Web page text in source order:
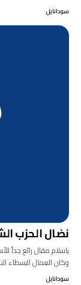
سودانايل
نضال الحزب
ياسلام مقال رائع جداً
وكان العمال البسطاء
سودانايل